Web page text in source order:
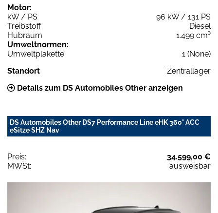
Motor:
kW / PS
96 kW / 131 PS
Treibstoff
Diesel
Hubraum
1.499 cm³
Umweltnormen:
Umweltplakette
1 (None)
Standort
Zentrallager
Details zum DS Automobiles Other anzeigen
DS Automobiles Other DS7 Performance Line eHK 360° ACC
eSitze SHZ Nav
Preis:
34.599,00 €
MWSt:
ausweisbar